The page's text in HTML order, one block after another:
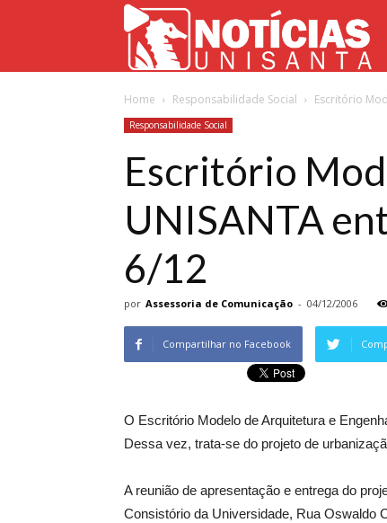
Home Responsabilidade Social Escritório
Responsabilidade Social
Escritório
UNISANTA
6/12
por Assessoria de Comunicação - 04/12/2006
Compartilhar no Facebook
O Escritório Modelo de Arquitetura e
Dessa vez, trata-se do projeto de
A reunião de apresentação e entrega do
Consistório da Universidade, Rua Oswaldo